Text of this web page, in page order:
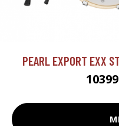
PEARL EXPORT EXX